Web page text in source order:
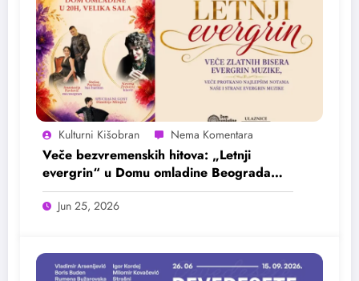
Kulturni Kišobran
Veče bezvremenskih hitova: „Letnji
evergrin“ u Domu omladine Beograda
25. juna
Jun 25, 2026